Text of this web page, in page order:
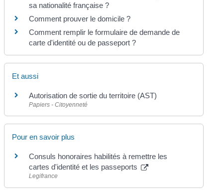
sa nationalité française ?
Comment prouver le domicile ?
Comment remplir le formulaire de demande de
carte d'identité ou de passeport ?
Et aussi
Autorisation de sortie du territoire (AST)
Papiers - Citoyenneté
Pour en savoir plus
Consuls honoraires habilités à remettre les
cartes d'identité et les passeports
Legifrance